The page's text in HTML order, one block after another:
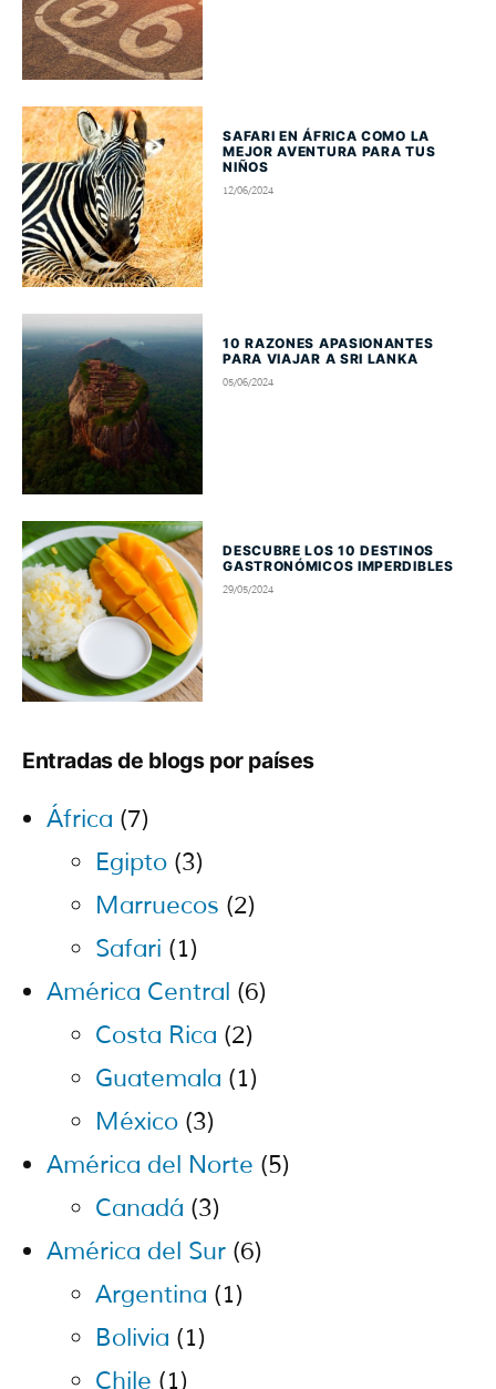
SAFARI EN ÁFRICA COMO LA
MEJOR AVENTURA PARA TUS
NIÑOS
12/06/2024
10 RAZONES APASIONANTES
PARA VIAJAR A SRI LANKA
05/06/2024
DESCUBRE LOS 10 DESTINOS
GASTRONÓMICOS IMPERDIBLES
29/05/2024
Entradas de blogs por países
África (7)
Egipto (3)
Marruecos (2)
Safari (1)
América Central (6)
Costa Rica (2)
Guatemala (1)
México (3)
América del Norte (5)
Canadá (3)
América del Sur (6)
Argentina (1)
Bolivia (1)
Chile (1)